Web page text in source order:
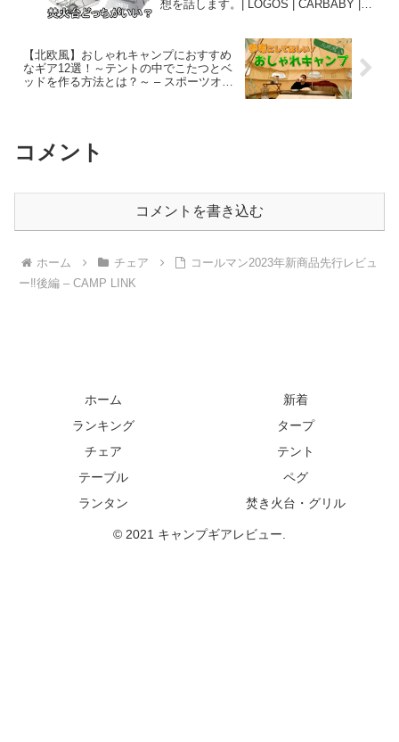
想を話します。| LOGOS | CARBABY |
【北欧風】おしゃれキャンプにおすすめ
なギア12選！～テントの中でこたつとベ
ッドを作る方法とは？～ – スポーツオー
コメント
コメントを書き込む
ホーム チェア
コールマン2023年新商品先行レビュ
ー‼️後編 – CAMP LINK
ホーム
新着
ランキング
タープ
チェア
テント
テーブル
ペグ
ランタン
焚き火台・グリル
© 2021 キャンプギアレビュー.